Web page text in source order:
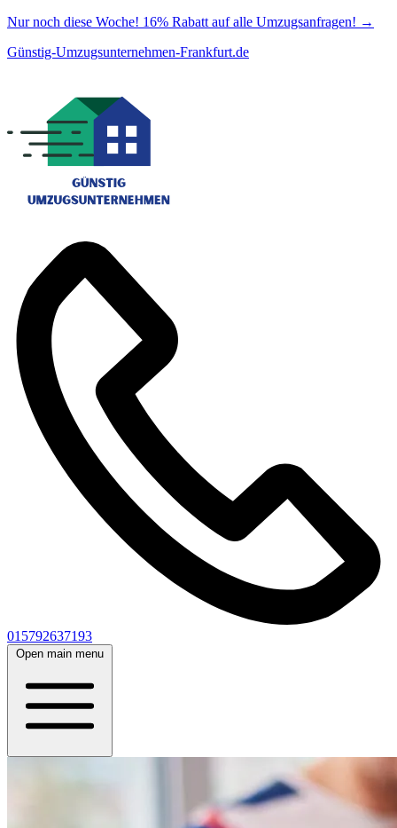
Nur noch diese Woche! 16% Rabatt auf alle Umzugsanfragen! →
Günstig-Umzugsunternehmen-Frankfurt.de
015792637193
Open main menu